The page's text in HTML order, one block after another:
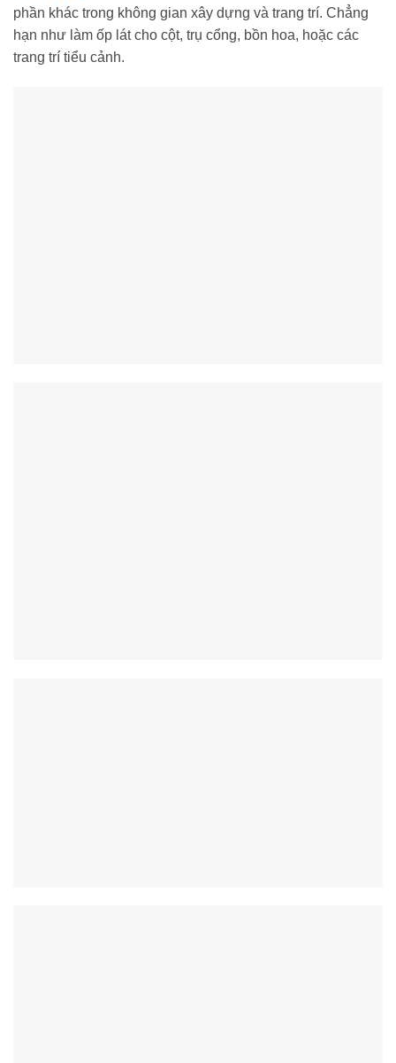
phần khác trong không gian xây dựng và trang trí. Chẳng
hạn như làm ốp lát cho cột, trụ cổng, bồn hoa, hoặc các
trang trí tiểu cảnh.